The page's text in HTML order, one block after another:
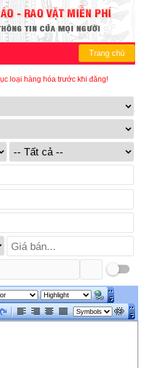
Trang chủ
loại hàng hóa trước khi đăng!